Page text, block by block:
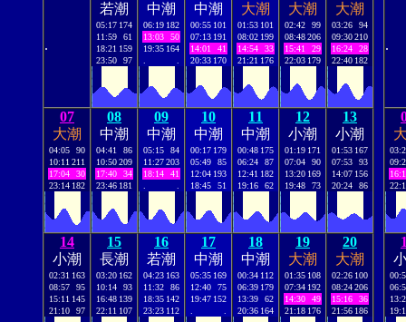
.
若潮
05:17 174
11:59
61
18:21 159
23:50
97
中潮
06:19 182
13:03
50
19:35 164
中潮
00:55 101
07:13 191
14:01
41
20:33 170
大潮
01:53 101
08:02 199
14:54
33
21:21 176
大潮
02:42
99
08:48206
15:41
29
22:03 179
大潮
03:26
94
09:30210
16:24
28
22:40 182
07
大潮
04:05
90
10:11 211
17:04
30
23:14 182
08
中潮
04:41
86
10:50209
17:40
34
23:46 181
09
中潮
05:15
84
11:27203
18:14
41
10
中潮
00:17 179
05:49
85
12:04 193
18:45
51
11
中潮
00:48 175
06:24
87
12:41 182
19:16
62
12
小潮
01:19 171
07:04
90
13:20 169
19:48
73
13
小潮
01:53 167
07:53
93
14:07 156
20:24
86
14
小潮
02:31 163
08:57
95
15:11 145
21:10
97
15
長潮
03:20 162
10:14
93
16:48 139
22:11 107
16
若潮
04:23 163
11:32
86
18:35 142
23:23 112
17
中潮
05:35 169
12:40
75
19:47 152
18
中潮
00:34 112
06:39 179
13:39
62
20:36 164
19
大潮
01:35 108
07:34 192
14:30
49
21:18 176
20
大潮
02:26 100
08:24206
15:16
36
21:56 186
.